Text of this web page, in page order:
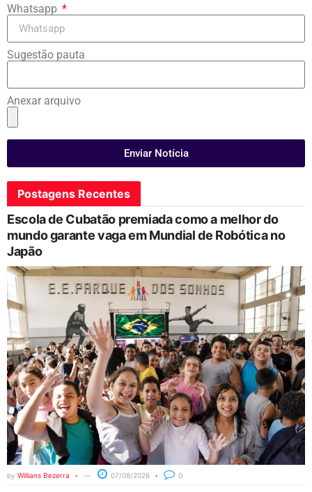
Whatsapp
Sugestão pauta
Anexar arquivo
Enviar Notícia
Postagens Recentes
Escola de Cubatão premiada como a melhor do
mundo garante vaga em Mundial de Robótica no
Japão
by Willians Bezerra 07/08/2026 0